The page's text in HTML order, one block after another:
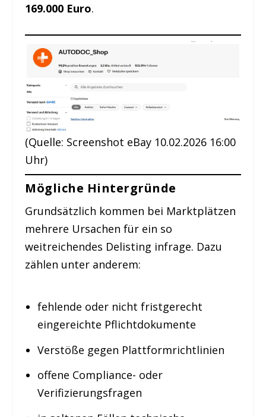
169.000 Euro.
(Quelle: Screenshot eBay 10.02.2026 16:00
Uhr)
Mögliche Hintergründe
Grundsätzlich kommen bei Marktplätzen
mehrere Ursachen für ein so
weitreichendes Delisting infrage. Dazu
zählen unter anderem:
fehlende oder nicht fristgerecht
eingereichte Pflichtdokumente
Verstöße gegen Plattformrichtlinien
offene Compliance- oder
Verifizierungsfragen